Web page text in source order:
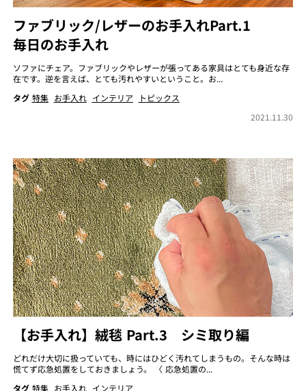
ファブリック/レザーのお手入れPart.1
毎日のお手入れ
ソファにチェア。ファブリックやレザーが張ってある家具はとても身近な存
在です。逆を言えば、とても汚れやすいということ。お...
タグ 特集 お手入れ インテリア
トピックス
2021.11.30
【お手入れ】絨毯 Part.3 シミ取り編
どれだけ大切に扱っていても、時にはひどく汚れてしまうもの。そんな時は
慌てず応急処置をしておきましょう。 〈 応急処置の...
タグ 特集 お手入れ インテリア